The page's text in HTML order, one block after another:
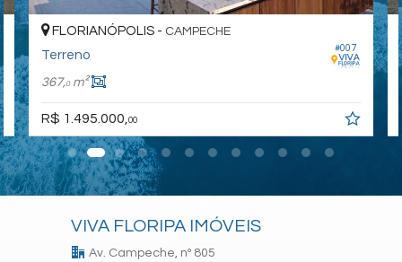
#007
FLORIANÓPOLIS - CAMPECHE
Terreno
367,0m²
R$ 1.495.000, 00
VIVA FLORIPA IMÓVEIS
Av. Campeche, nº 805